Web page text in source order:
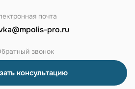
почта
pro.ru
звонок
консультацию